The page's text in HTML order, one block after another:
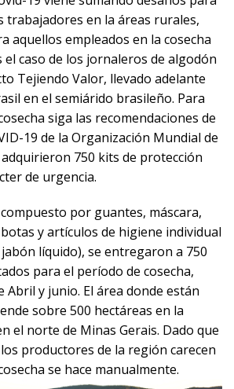
trabajadores en la áreas rurales,
aquellos empleados en la cosecha
el caso de los jornaleros de algodón
Tejiendo Valor, llevado adelante
en el semiárido brasileño. Para
siga las recomendaciones de
19 de la Organización Mundial de
adquirieron 750 kits de protección
de urgencia.
por guantes, máscara,
y artículos de higiene individual
líquido), se entregaron a 750
para el período de cosecha,
Abril y junio. El área donde están
sobre 500 hectáreas en la
el norte de Minas Gerais. Dado que
productores de la región carecen
se hace manualmente.